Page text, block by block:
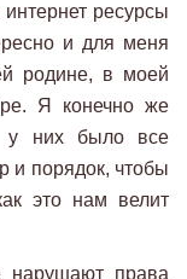
ресурсы
и для меня
родине, в моей
Я конечно же
у них было все
и порядок, чтобы
это нам велит
права